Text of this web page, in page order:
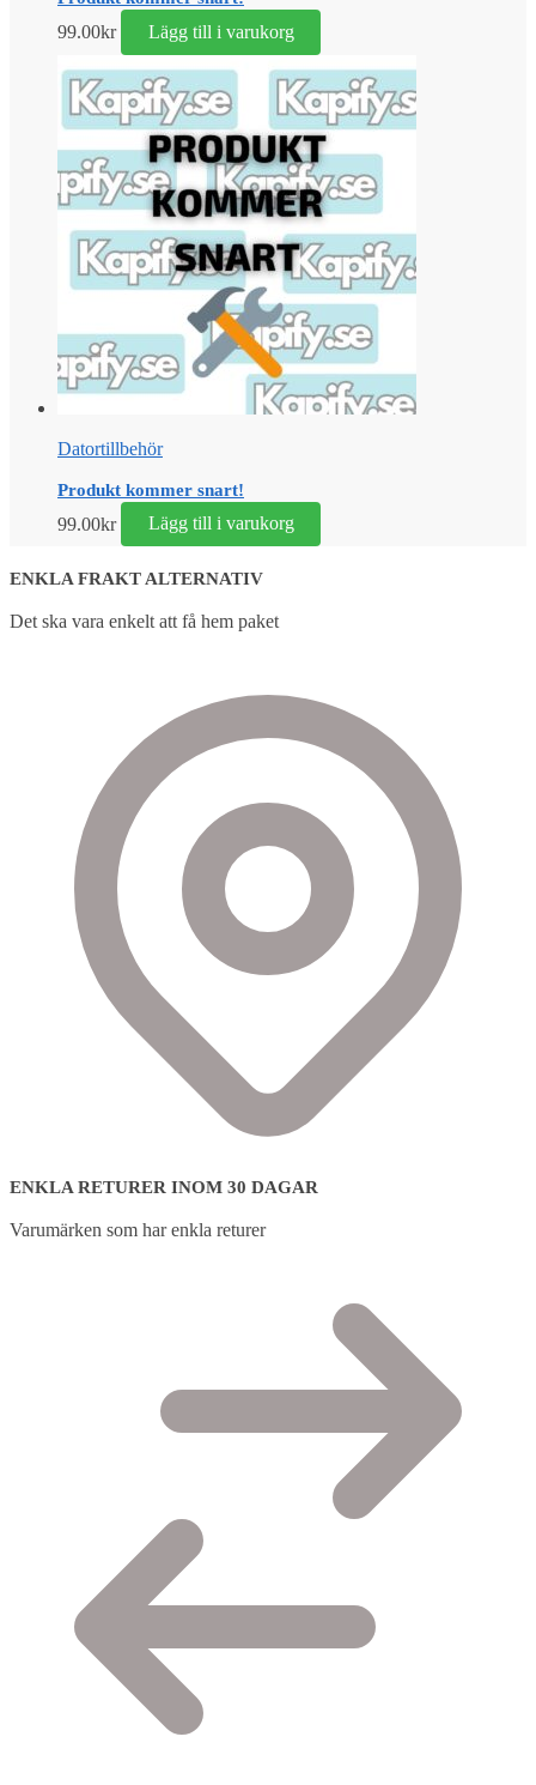
99.00kr Lägg till i varukorg
Datortillbehör
Produkt kommer snart!
99.00kr Lägg till i varukorg
ENKLA FRAKT ALTERNATIV
Det ska vara enkelt att få hem paket
ENKLA RETURER INOM 30 DAGAR
Varumärken som har enkla returer